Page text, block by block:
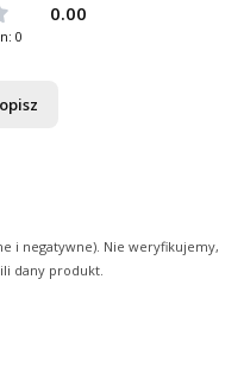
0.00
0
i negatywne). Nie weryfikujemy,
dany produkt.